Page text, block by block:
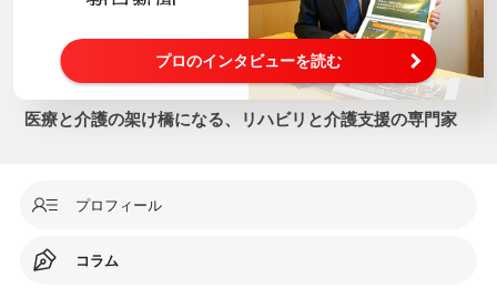
プロのインタビューを読む
医療と介護の架け橋になる、リハビリと介護支援の専門家
プロフィール
コラム